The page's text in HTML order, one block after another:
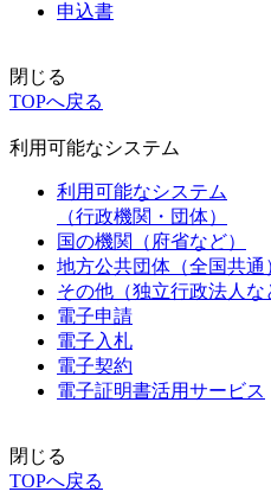
申込書
閉じる
TOPへ戻る
利用可能なシステム
利用可能なシステム
（行政機関・団体）
国の機関（府省など）
地方公共団体（全国共通
その他（独立行政法人な
電子申請
電子入札
電子契約
電子証明書活用サービス
閉じる
TOPへ戻る